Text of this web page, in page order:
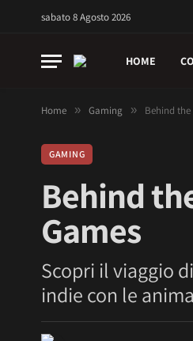
sabato 8 Agosto 2026
HOME
Home » Gaming » Behind the
GAMING
Behind
Games
Scopri il viaggio
indie con le